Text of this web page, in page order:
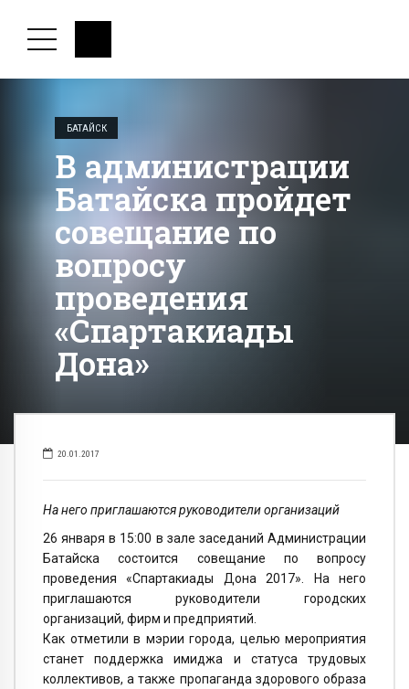
БАТАЙСК
В администрации
Батайска пройдет
совещание по
вопросу
проведения
«Спартакиады
Дона»
20.01.2017
На него приглашаются руководители организаций
26 января в 15:00 в зале заседаний Администрации
Батайска состоится совещание по вопросу
проведения «Спартакиады Дона 2017». На него
приглашаются руководители городских
организаций, фирм и предприятий.
Как отметили в мэрии города, целью мероприятия
станет поддержка имиджа и статуса трудовых
коллективов, а также пропаганда здорового образа